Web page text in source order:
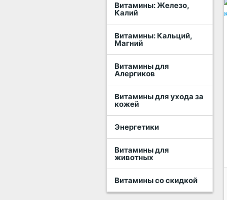
Витамины: Железо,
Калий
Витамины: Кальций,
Магний
Витамины для
Алергиков
Витамины для ухода за
кожей
Энергетики
Витамины для
животных
Витамины со скидкой